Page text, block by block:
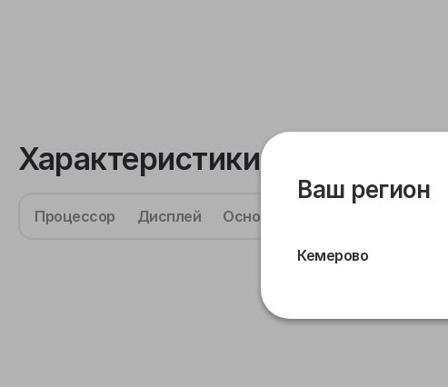
Характеристики
Процессор Дисплей Основная камера
Ваш регион
Кемерово